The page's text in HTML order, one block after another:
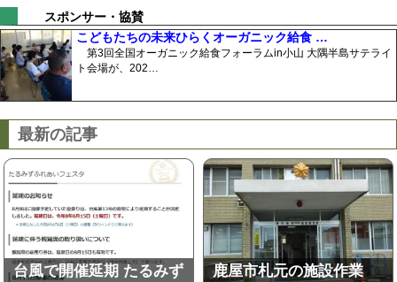
スポンサー・協賛
こどもたちの未来ひらくオーガニック給食 …
第3回全国オーガニック給食フォーラムin小山 大隅半島サテライ
ト会場が、202…
最新の記事
台風で開催延期 たるみず
鹿屋市札元の施設作業